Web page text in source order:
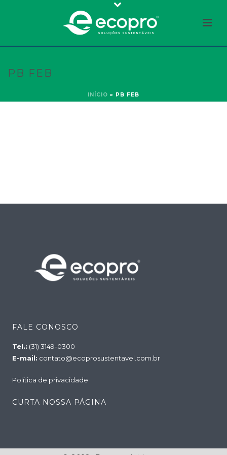
PB FEB
INÍCIO » PB FEB
FALE CONOSCO
Tel.: (31) 3149-0300
E-mail: contato@ecoprosustentavel.com.br
Política de privacidade
CURTA NOSSA PÁGINA